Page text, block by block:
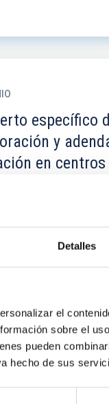
Detalles
el
sobre el
pueden
hecho de sus
específico
y
en
del módulo
docente y el IAC con
que cursa...